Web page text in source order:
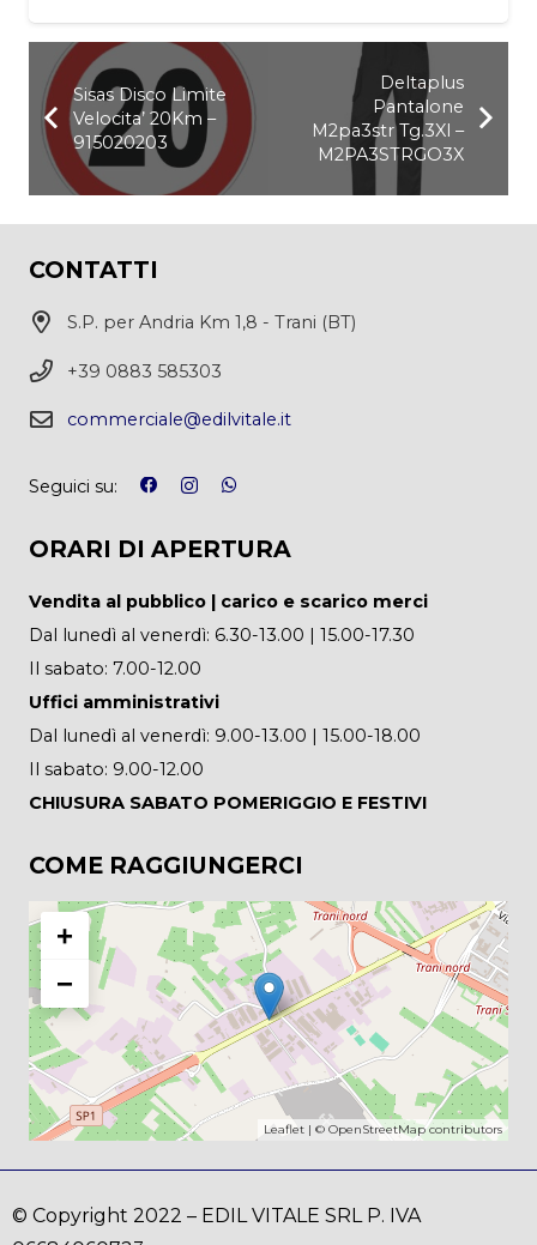
Sisas Disco Limite
Velocita’ 20Km –
915020203
Deltaplus
Pantalone
M2pa3str Tg.3Xl –
M2PA3STRGO3X
CONTATTI
S.P. per Andria Km 1,8 - Trani (BT)
+39 0883 585303
commerciale@edilvitale.it
Seguici su:
ORARI DI APERTURA
Vendita al pubblico | carico e scarico merci
Dal lunedì al venerdì: 6.30-13.00 | 15.00-17.30
Il sabato: 7.00-12.00
Uffici amministrativi
Dal lunedì al venerdì: 9.00-13.00 | 15.00-18.00
Il sabato: 9.00-12.00
CHIUSURA SABATO POMERIGGIO E FESTIVI
COME RAGGIUNGERCI
+
−
Leaflet | © OpenStreetMapcontributors
© Copyright 2022 – EDIL VITALE SRL P. IVA